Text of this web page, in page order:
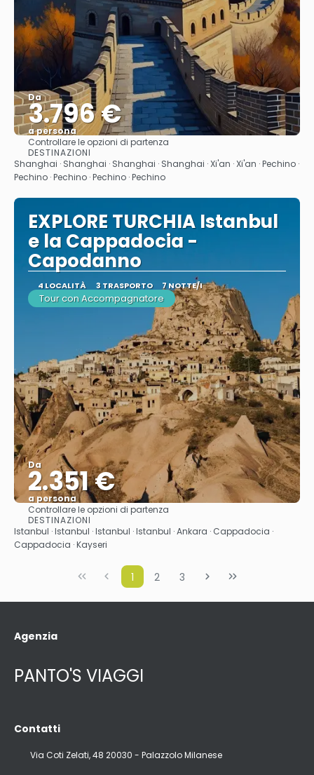
Da
3.796 €
a persona
Vedere
Controllare le opzioni di partenza
DESTINAZIONI
Shanghai · Shanghai · Shanghai · Shanghai · Xi'an · Xi'an · Pechino ·
Pechino · Pechino · Pechino · Pechino
EXPLORE TURCHIA Istanbul
e la Cappadocia -
Capodanno
4 LOCALITÀ 3 TRASPORTO 7 NOTTE/I
Tour con Accompagnatore
Da
2.351 €
a persona
Vedere
Controllare le opzioni di partenza
DESTINAZIONI
Istanbul · Istanbul · Istanbul · Istanbul · Ankara · Cappadocia ·
Cappadocia · Kayseri
1 2 3
Agenzia
PANTO'S VIAGGI
Contatti
Via Coti Zelati, 48 20030 - Palazzolo Milanese